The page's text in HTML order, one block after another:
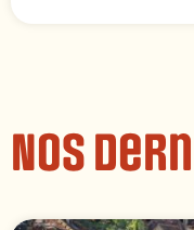
Nos